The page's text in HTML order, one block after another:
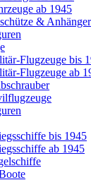
ab 1945
& Anhänger
Flugzeuge bis
Flugzeuge ab
bis 1945
ab 1945